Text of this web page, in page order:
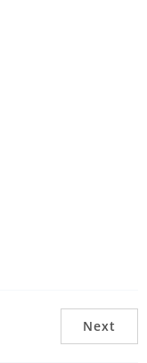
Next